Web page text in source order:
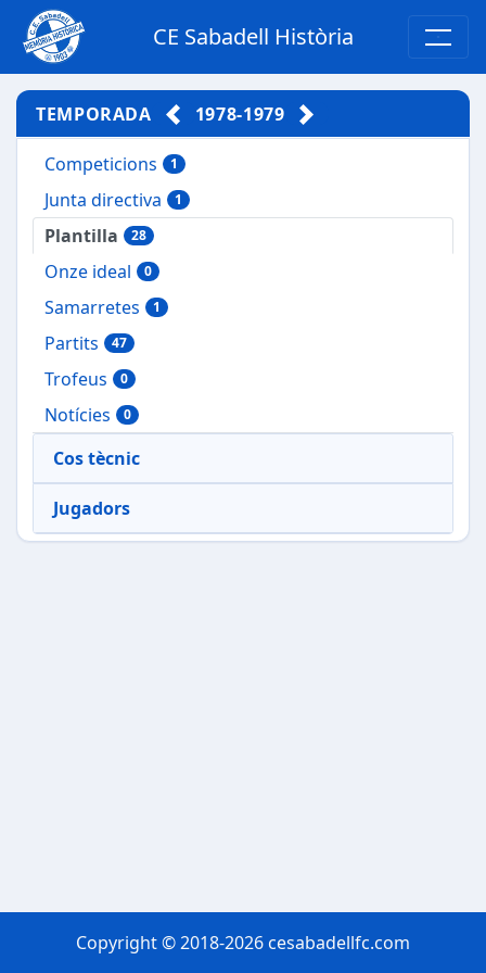
CE Sabadell Història
TEMPORADA 1978-1979
Competicions 1
Junta directiva 1
Plantilla 28
Onze ideal 0
Samarretes 1
Partits 47
Trofeus 0
Notícies 0
Cos tècnic
Jugadors
Copyright © 2018-2026 cesabadellfc.com